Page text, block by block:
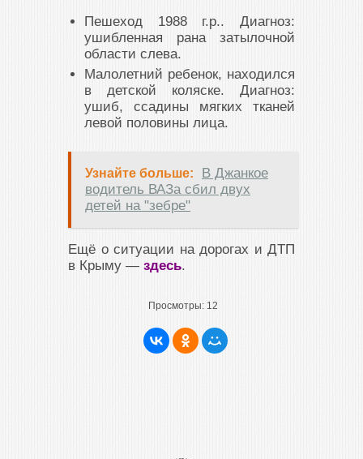
Пешеход 1988 г.р.. Диагноз:
ушибленная рана затылочной
области слева.
Малолетний ребенок, находился
в детской коляске. Диагноз:
ушиб, ссадины мягких тканей
левой половины лица.
Узнайте больше:
В Джанкое
водитель ВАЗа сбил двух
детей на "зебре"
Ещё о ситуации на дорогах и ДТП
в Крыму — здесь.
Просмотры: 12